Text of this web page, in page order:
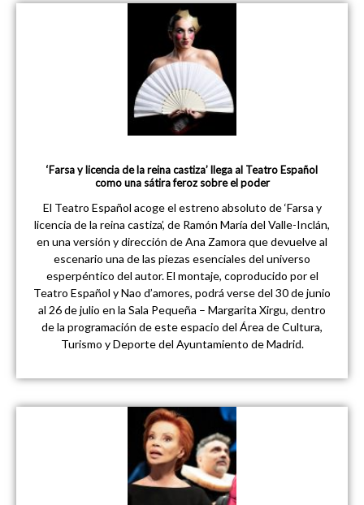
‘Farsa y licencia de la reina castiza’ llega al Teatro Español
como una sátira feroz sobre el poder
El Teatro Español acoge el estreno absoluto de ‘Farsa y
licencia de la reina castiza’, de Ramón María del Valle-Inclán,
en una versión y dirección de Ana Zamora que devuelve al
escenario una de las piezas esenciales del universo
esperpéntico del autor. El montaje, coproducido por el
Teatro Español y Nao d’amores, podrá verse del 30 de junio
al 26 de julio en la Sala Pequeña – Margarita Xirgu, dentro
de la programación de este espacio del Área de Cultura,
Turismo y Deporte del Ayuntamiento de Madrid.